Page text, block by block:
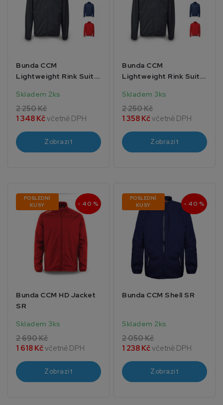
Bunda CCM
Lightweight Rink Suit
Skladem 2ks
2 250 Kč
1 348 Kčvčetně DPH
Zobrazit
Bunda CCM
Lightweight Rink Suit
Skladem 3ks
2 250 Kč
1 358 Kčvčetně DPH
Zobrazit
POSLEDNÍ
KUSY
- 40 %
Bunda CCM HD Jacket
SR
Skladem 3ks
2 690 Kč
1 618 Kčvčetně DPH
Zobrazit
POSLEDNÍ
KUSY
- 40 %
Bunda CCM Shell SR
Skladem 2ks
2 050 Kč
1 238 Kčvčetně DPH
Zobrazit